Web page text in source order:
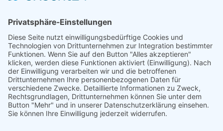
040 / 21 04 04 04-04
glinde@topf-online.de
Öffnungszeiten und mehr